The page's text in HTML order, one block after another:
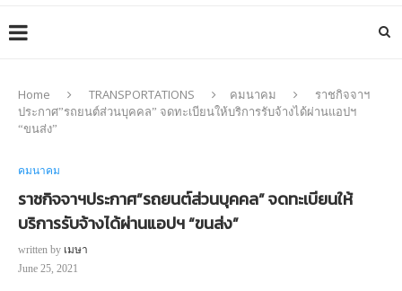
Home TRANSPORTATIONS คมนาคม
ราชกิจจาฯ
ประกาศ”รถยนต์ส่วนบุคคล” จดทะเบียนให้บริการรับจ้างได้ผ่านแอปฯ
“ขนส่ง”
คมนาคม
ราชกิจจาฯประกาศ”รถยนต์ส่วนบุคคล” จดทะเบียนให้
บริการรับจ้างได้ผ่านแอปฯ “ขนส่ง”
written by เมษา
June 25, 2021